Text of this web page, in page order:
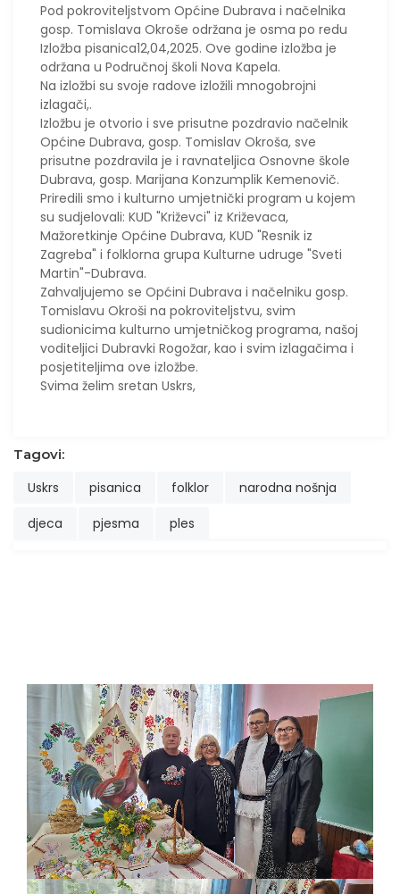
Pod pokroviteljstvom Općine Dubrava i načelnika
gosp. Tomislava Okroše održana je osma po redu
Izložba pisanica12,04,2025. Ove godine izložba je
održana u Područnoj školi Nova Kapela.
Na izložbi su svoje radove izložili mnogobrojni
izlagači,.
Izložbu je otvorio i sve prisutne pozdravio načelnik
Općine Dubrava, gosp. Tomislav Okroša, sve
prisutne pozdravila je i ravnateljica Osnovne škole
Dubrava, gosp. Marijana Konzumplik Kemenovič.
Priredili smo i kulturno umjetnički program u kojem
su sudjelovali: KUD "Križevci" iz Križevaca,
Mažoretkinje Općine Dubrava, KUD "Resnik iz
Zagreba" i folklorna grupa Kulturne udruge "Sveti
Martin"-Dubrava.
Zahvaljujemo se Općini Dubrava i načelniku gosp.
Tomislavu Okroši na pokroviteljstvu, svim
sudionicima kulturno umjetničkog programa, našoj
voditeljici Dubravki Rogožar, kao i svim izlagačima i
posjetiteljima ove izložbe.
Svima želim sretan Uskrs,
Tagovi:
Uskrs pisanica folklor
narodna nošnja
djeca
pjesma ples